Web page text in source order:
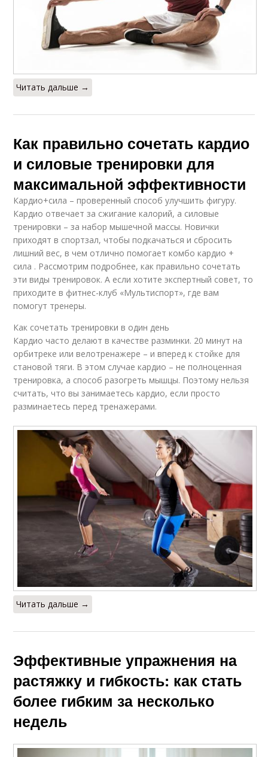
Читать дальше →
Как правильно сочетать кардио
и силовые тренировки для
максимальной эффективности
Кардио+сила – проверенный способ улучшить фигуру.
Кардио отвечает за сжигание калорий, а силовые
тренировки – за набор мышечной массы. Новички
приходят в спортзал, чтобы подкачаться и сбросить
лишний вес, в чем отлично помогает комбо кардио +
сила . Рассмотрим подробнее, как правильно сочетать
эти виды тренировок. А если хотите экспертный совет, то
приходите в фитнес-клуб «Мультиспорт», где вам
помогут тренеры.
Как сочетать тренировки в один день
Кардио часто делают в качестве разминки. 20 минут на
орбитреке или велотренажере – и вперед к стойке для
становой тяги. В этом случае кардио – не полноценная
тренировка, а способ разогреть мышцы. Поэтому нельзя
считать, что вы занимаетесь кардио, если просто
разминаетесь перед тренажерами.
Читать дальше →
Эффективные упражнения на
растяжку и гибкость: как стать
более гибким за несколько
недель